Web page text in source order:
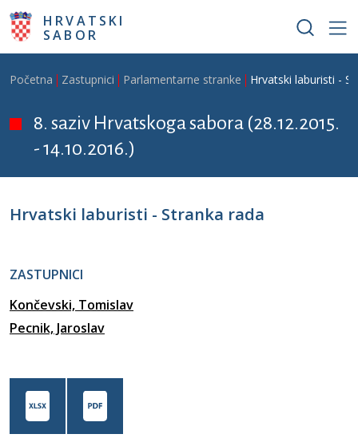
Skoči na glavni sadržaj
HRVATSKI
SABOR
Breadcrumb
Početna Zastupnici Parlamentarne stranke Hrvatski laburisti -
8. saziv Hrvatskoga sabora (28.12.2015.
- 14.10.2016.)
Hrvatski laburisti - Stranka rada
ZASTUPNICI
Končevski, Tomislav
Pecnik, Jaroslav